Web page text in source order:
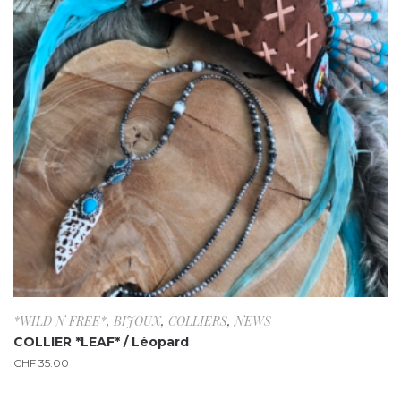
*WILD N FREE*, BIJOUX, COLLIERS,NEWS
COLLIER *LEAF* / Léopard
CHF 35.00